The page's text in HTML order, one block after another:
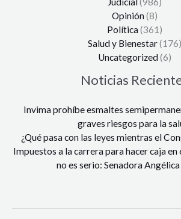
Opinión(8)
Política(361)
Salud y Bienestar(176)
Uncategorized(6)
Noticias
Invima prohíbe esmaltes
graves riesgos para la
¿Qué pasa con las leyes mientras el
Impuestos a la carrera para hacer caja en
no es serio: Senadora